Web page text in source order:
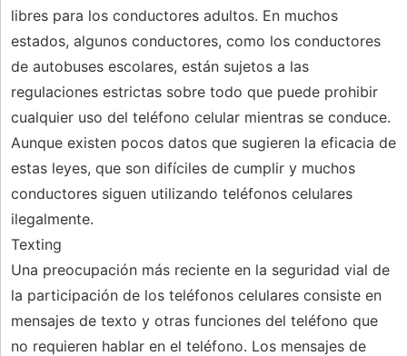
libres para los conductores adultos. En muchos
estados, algunos conductores, como los conductores
de autobuses escolares, están sujetos a las
regulaciones estrictas sobre todo que puede prohibir
cualquier uso del teléfono celular mientras se conduce.
Aunque existen pocos datos que sugieren la eficacia de
estas leyes, que son difíciles de cumplir y muchos
conductores siguen utilizando teléfonos celulares
ilegalmente.
Texting
Una preocupación más reciente en la seguridad vial de
la participación de los teléfonos celulares consiste en
mensajes de texto y otras funciones del teléfono que
no requieren hablar en el teléfono. Los mensajes de